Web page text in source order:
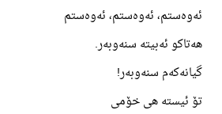
ئەوەستم، ئەوەستم، ئەوەستم
هەتاکو ئەبیتە سنەوبەر.
گیانەکەم سنەوبەر!
تۆ ئیستە هی خۆمی